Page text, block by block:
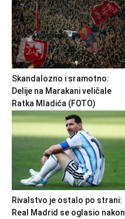
Skandalozno i sramotno:
Delije na Marakani veličale
Ratka Mladića (FOTO)
Rivalstvo je ostalo po strani:
Real Madrid se oglasio nakon